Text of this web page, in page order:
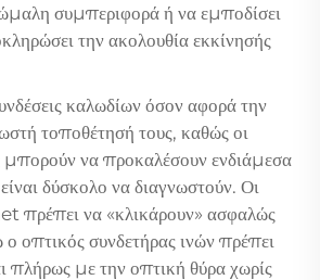
συμπεριφορά ή να εμποδίσει
την ακολουθία εκκίνησής
καλωδίων όσον αφορά την
τοποθέτησή τους, καθώς οι
μπορούν να προκαλέσουν ενδιάμεσα
δύσκολο να διαγνωστούν. Οι
πρέπει να «κλικάρουν» ασφαλώς
ο οπτικός συνδετήρας ινών πρέπει
πλήρως με την οπτική θύρα χωρίς